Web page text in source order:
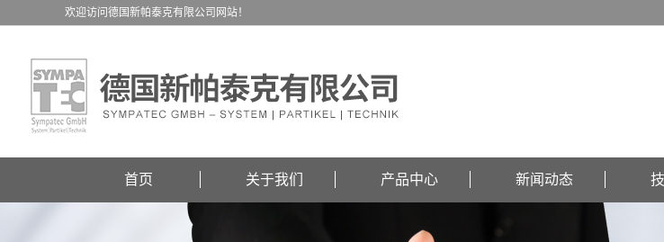
欢迎访问德国新帕泰克有限公司网站！
首页 关于我们 产品中心 新闻动态